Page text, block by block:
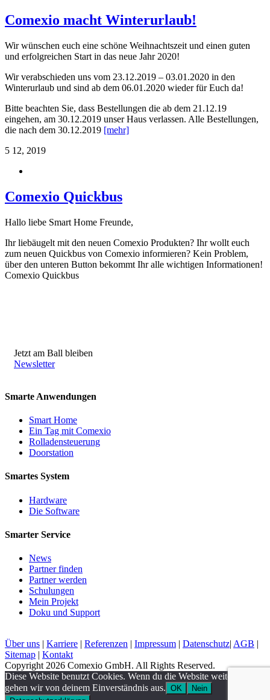
Comexio macht Winterurlaub!
Wir wünschen euch eine schöne Weihnachtszeit und einen guten
und erfolgreichen Start in das neue Jahr 2020!
Wir verabschieden uns vom 23.12.2019 – 03.01.2020 in den
Winterurlaub und sind ab dem 06.01.2020 wieder für Euch da!
Bitte beachten Sie, dass Bestellungen die ab dem 21.12.19
eingehen, am 30.12.2019 unser Haus verlassen. Alle Bestellungen,
die nach dem 30.12.2019 [mehr]
5 12, 2019
Comexio Quickbus
Hallo liebe Smart Home Freunde,
Ihr liebäugelt mit den neuen Comexio Produkten? Ihr wollt euch
zum neuen Quickbus von Comexio informieren? Kein Problem,
über den unteren Button bekommt Ihr alle wichtigen Informationen!
Comexio Quickbus
Jetzt am Ball bleiben
Newsletter
Smarte Anwendungen
Smart Home
Ein Tag mit Comexio
Rolladensteuerung
Doorstation
Smartes System
Hardware
Die Software
Smarter Service
News
Partner finden
Partner werden
Schulungen
Mein Projekt
Doku und Support
Über uns | Karriere | Referenzen | Impressum | Datenschutz| AGB |
Sitemap | Kontakt
Copyright 2026 Comexio GmbH. All Rights Reserved.
Diese Website benutzt Cookies. Wenn du die Website weiter nutzt,
gehen wir von deinem Einverständnis aus. OK
Nein